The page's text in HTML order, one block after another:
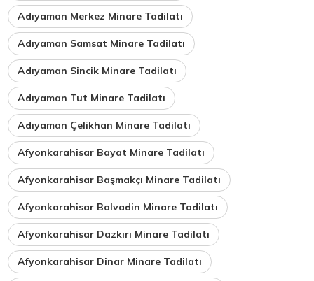
Adıyaman Merkez Minare Tadilatı
Adıyaman Samsat Minare Tadilatı
Adıyaman Sincik Minare Tadilatı
Adıyaman Tut Minare Tadilatı
Adıyaman Çelikhan Minare Tadilatı
Afyonkarahisar Bayat Minare Tadilatı
Afyonkarahisar Başmakçı Minare Tadilatı
Afyonkarahisar Bolvadin Minare Tadilatı
Afyonkarahisar Dazkırı Minare Tadilatı
Afyonkarahisar Dinar Minare Tadilatı